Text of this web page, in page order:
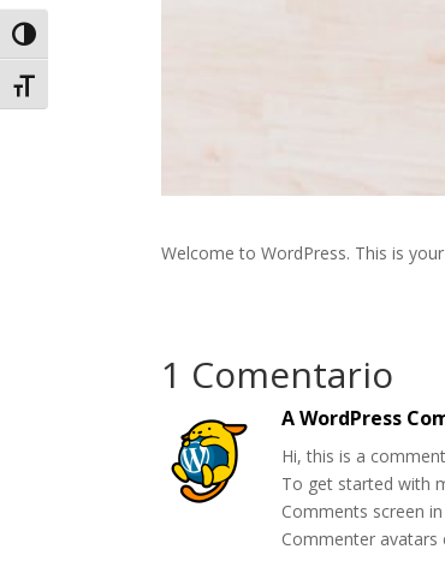
Alternar alto contraste
Alternar tamaño de letra
Welcome to WordPress. This is
1 Comentario
A WordPress
Hi, this is a
To get started with
Comments screen
Commenter